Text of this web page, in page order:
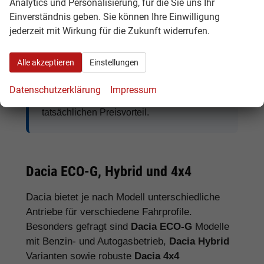
Tipp:Vergleichen Sie bei Dacia EU-
sondern auch Ausstattung, Lieferzeit,
Zusatzkosten. So erkennen Sie den
tatsächlichen Preisvorteil.
Dacia ECO-G, Hybrid und 4x4
Dacia bietet je nach Modell unterschiedliche
Antriebe für verschiedene Fahrprofile.
Besonders gefragt sind Dacia ECO-G Modelle
mit Benzin- und Autogasbetrieb, Dacia Hybrid
Varianten sowie robuste Dacia 4x4
Analytics und Personalisierung, für die Sie uns Ihr
Einverständnis geben. Sie können Ihre Einwilligung
jederzeit mit Wirkung für die Zukunft widerrufen.
Alle akzeptieren Einstellungen
Datenschutzerklärung Impressum